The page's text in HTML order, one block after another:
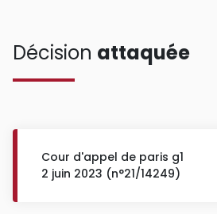
Décision attaquée
Cour d'appel de paris g1
2 juin 2023 (n°21/14249)